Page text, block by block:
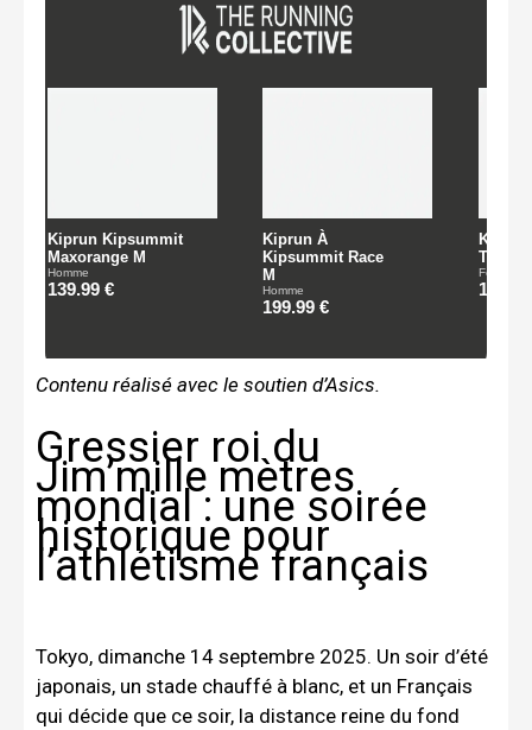
Contenu réalisé avec le soutien d’Asics.
Gressier roi du
Jim’mille mètres
mondial : une soirée
historique pour
l’athlétisme français
Tokyo, dimanche 14 septembre 2025. Un soir d’été
japonais, un stade chauffé à blanc, et un Français
qui décide que ce soir, la distance reine du fond